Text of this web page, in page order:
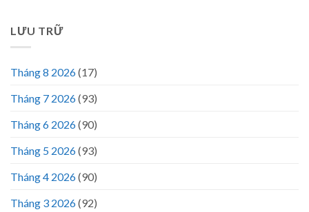
LƯU TRỮ
Tháng 8 2026(17)
Tháng 7 2026(93)
Tháng 6 2026(90)
Tháng 5 2026(93)
Tháng 4 2026(90)
Tháng 3 2026(92)